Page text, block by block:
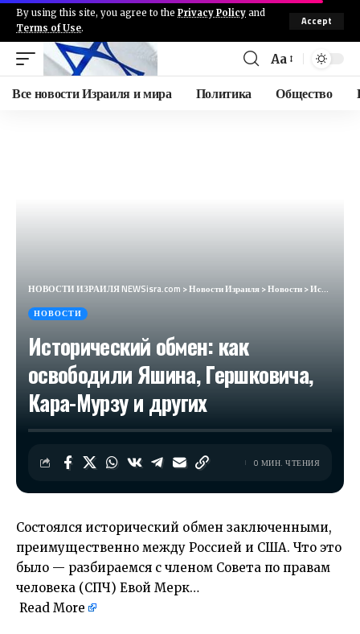
By using this site, you agree to the Privacy Policy and
Terms of Use.
Accept
Aa
Все новости Израиля и мира Политика Общество
НОВОСТИ ИЗРАИЛЯ NEWSisra.com >Новости Израиля>Новости>Исторический обмен: как освободили Яшина, Гершковича, Кара-Мурзу и других
НОВОСТИ
Исторический обмен: как
освободили Яшина, Гершковича,
Кара-Мурзу и других
0 МИН. ЧТЕНИЯ
Состоялся исторический обмен заключенными,
преимущественно между Россией и США. Что это
было — разбираемся с членом Совета по правам
человека (СПЧ) Евой Мерк…
Read More